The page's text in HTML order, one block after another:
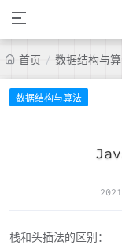
首页 / 数据结构与
数据结构与算法
栈和头插法的区别：